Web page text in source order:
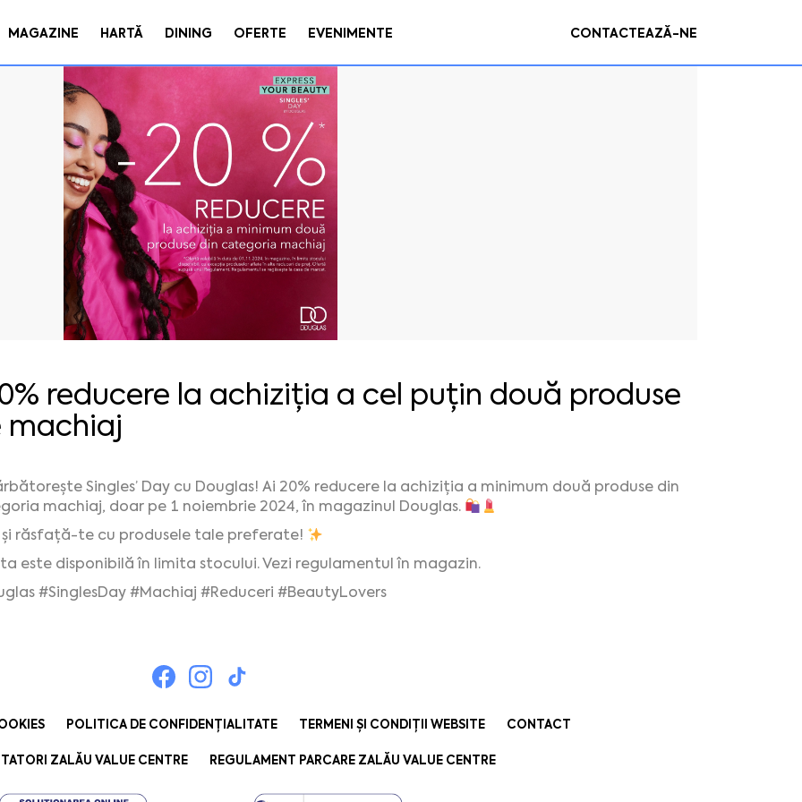
MAGAZINE HARTĂ DINING OFERTE EVENIMENTE CONTACTEAZĂ-NE
reducere la achiziția a cel puțin două produse
machiaj
Singles’ Day cu Douglas! Ai 20% reducere la achiziția a minimum două produse din
machiaj, doar pe 1 noiembrie 2024, în magazinul Douglas.
și răsfață-te cu produsele tale preferate!
este disponibilă în limita stocului. Vezi regulamentul în magazin.
#SinglesDay #Machiaj #Reduceri #BeautyLovers
POLITICA DE CONFIDENȚIALITATE TERMENI ȘI CONDIȚII WEBSITE CONTACT
ZALĂU VALUE CENTRE REGULAMENT PARCARE ZALĂU VALUE CENTRE